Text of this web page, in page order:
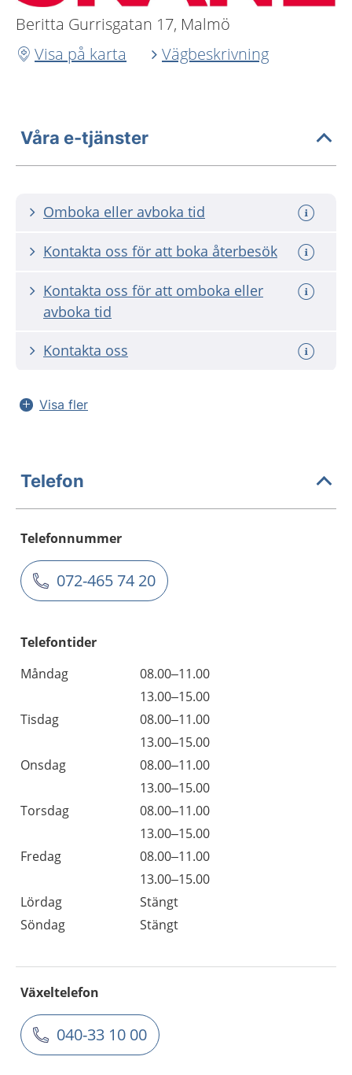
Beritta Gurrisgatan 17, Malmö
Visa på karta
Vägbeskrivning
Våra e-tjänster
Omboka eller avboka tid
Kontakta oss för att boka återbesök
Kontakta oss för att omboka eller
avboka tid
Kontakta oss
Visa fler
Telefon
Telefonnummer
072-465 74 20
Telefontider
Måndag
08.00–11.00
13.00–15.00
Tisdag
08.00–11.00
13.00–15.00
Onsdag
08.00–11.00
13.00–15.00
Torsdag
08.00–11.00
13.00–15.00
Fredag
08.00–11.00
13.00–15.00
Lördag
Stängt
Söndag
Stängt
Växeltelefon
040-33 10 00